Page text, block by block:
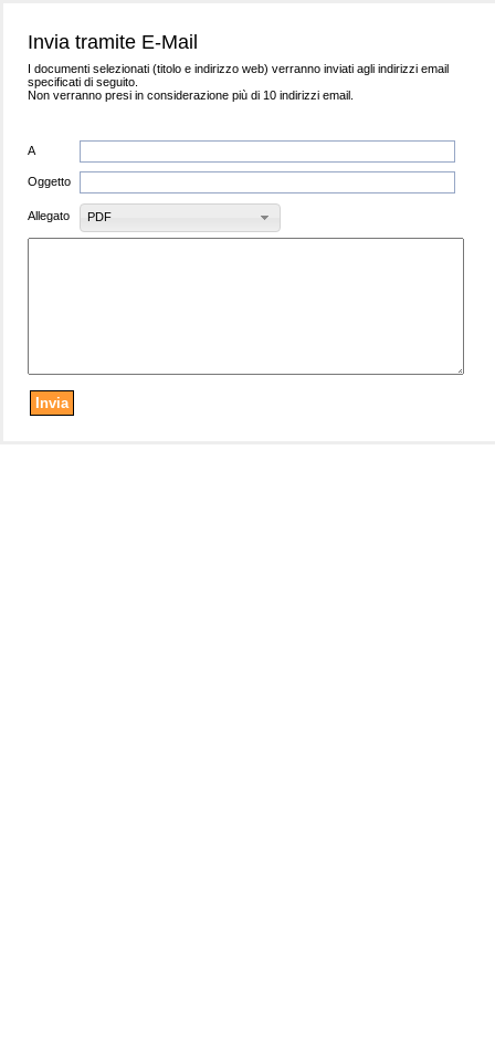
Invia tramite E-Mail
I documenti selezionati (titolo e indirizzo web) verranno inviati agli indirizzi email
specificati di seguito.
Non verranno presi in considerazione più di 10 indirizzi email.
A
Oggetto
Allegato PDF